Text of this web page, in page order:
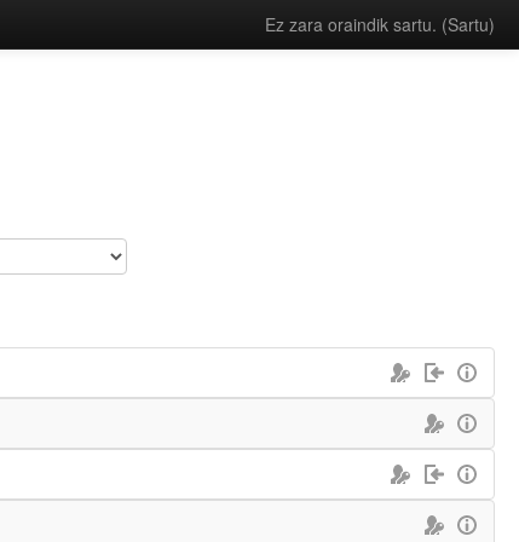
Ez zara oraindik sartu. (Sartu)